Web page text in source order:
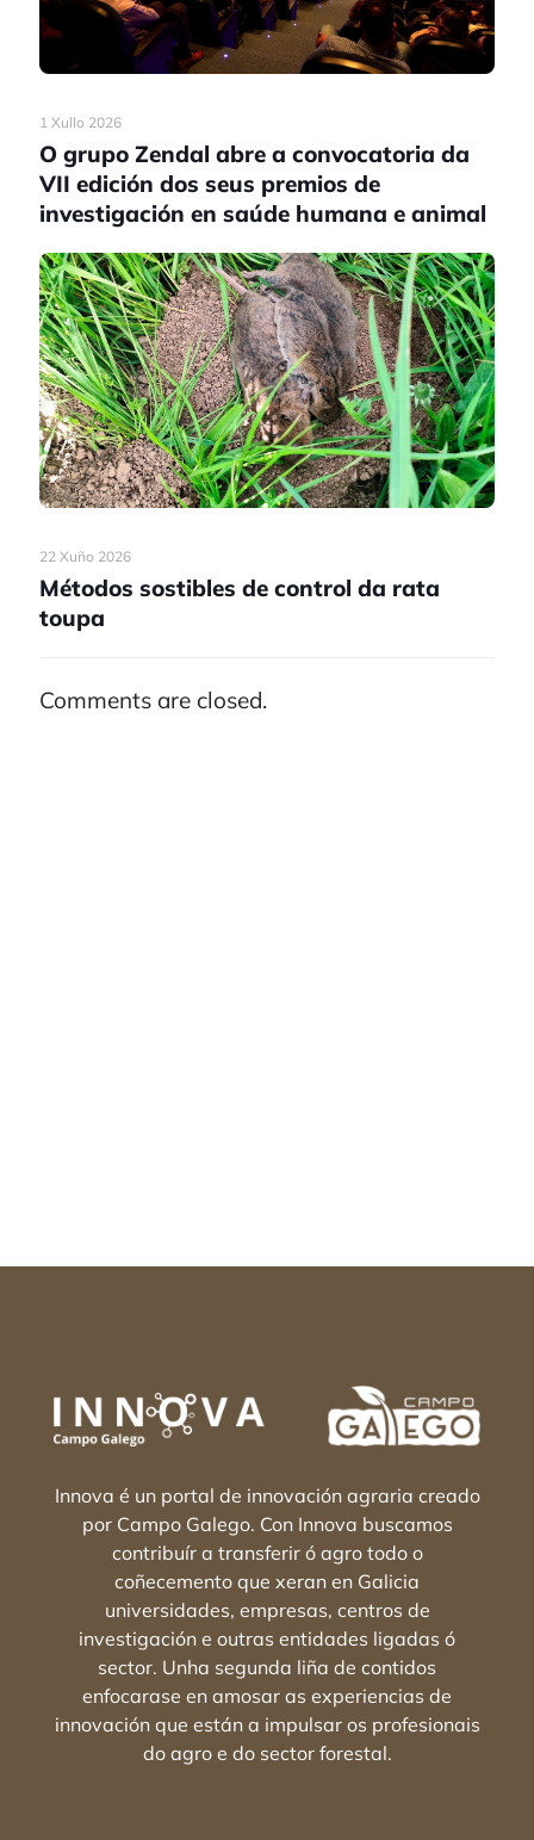
1 Xullo 2026
O grupo Zendal abre a convocatoria da
VII edición dos seus premios de
investigación en saúde humana e animal
22 Xuño 2026
Métodos sostibles de control da rata
toupa
Comments are closed.
Innova é un portal de innovación agraria creado
por Campo Galego. Con Innova buscamos
contribuír a transferir ó agro todo o
coñecemento que xeran en Galicia
universidades, empresas, centros de
investigación e outras entidades ligadas ó
sector. Unha segunda liña de contidos
enfocarase en amosar as experiencias de
innovación que están a impulsar os profesionais
do agro e do sector forestal.